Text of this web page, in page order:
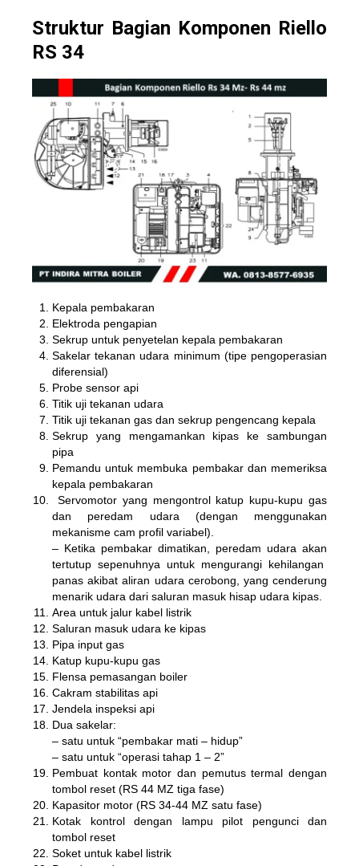
Struktur Bagian Komponen Riello
RS 34
Kepala pembakaran
Elektroda pengapian
Sekrup untuk penyetelan kepala pembakaran
Sakelar tekanan udara minimum (tipe pengoperasian
diferensial)
Probe sensor api
Titik uji tekanan udara
Titik uji tekanan gas dan sekrup pengencang kepala
Sekrup yang mengamankan kipas ke sambungan
pipa
Pemandu untuk membuka pembakar dan memeriksa
kepala pembakaran
Servomotor yang mengontrol katup kupu-kupu gas
dan peredam udara (dengan menggunakan
mekanisme cam profil variabel).
– Ketika pembakar dimatikan, peredam udara akan
tertutup sepenuhnya untuk mengurangi kehilangan
panas akibat aliran udara cerobong, yang cenderung
menarik udara dari saluran masuk hisap udara kipas.
Area untuk jalur kabel listrik
Saluran masuk udara ke kipas
Pipa input gas
Katup kupu-kupu gas
Flensa pemasangan boiler
Cakram stabilitas api
Jendela inspeksi api
Dua sakelar:
– satu untuk “pembakar mati – hidup”
– satu untuk “operasi tahap 1 – 2”
Pembuat kontak motor dan pemutus termal dengan
tombol reset (RS 44 MZ tiga fase)
Kapasitor motor (RS 34-44 MZ satu fase)
Kotak kontrol dengan lampu pilot pengunci dan
tombol reset
Soket untuk kabel listrik